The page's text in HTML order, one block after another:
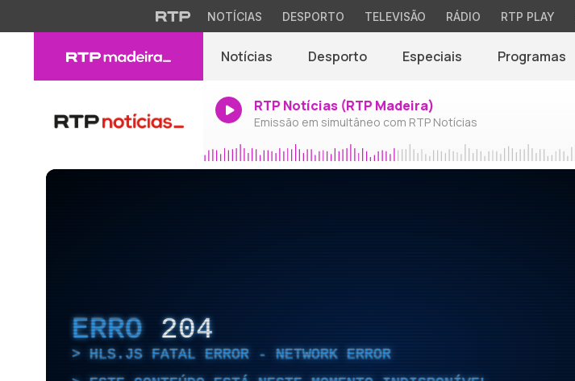
NOTÍCIAS DESPORTO TELEVISÃO RÁDIO RTP PLAY
Notícias Desporto Especiais Programas
RTP Notícias (RTP Madeira)
Emissão em simultâneo com RTP Notícias
ERRO 204
HLS.JS FATAL ERROR - NETWORK ERROR